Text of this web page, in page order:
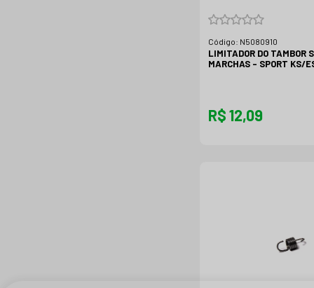
Código: N5080910
LIMITADOR DO TAMBOR
MARCHAS - SPORT KS/
R$ 12,09